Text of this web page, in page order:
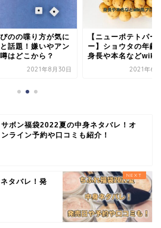
ーポテトパーティ
ョウタの年齢は？
本名などwiki...
2021年6月29日
東京ウーバーズ(た
の年齢は？本名や身
学歴などwiki風プ...
2022年9
サボン福袋2022夏の中身ネタバレ！オ
ンライン予約や口コミも紹介！
タバレ！発